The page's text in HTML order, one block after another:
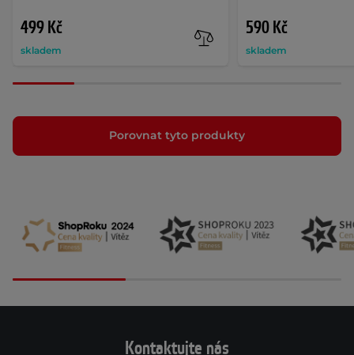
499 Kč
skladem
590 Kč
skladem
Porovnat tyto produkty
Kontaktujte nás